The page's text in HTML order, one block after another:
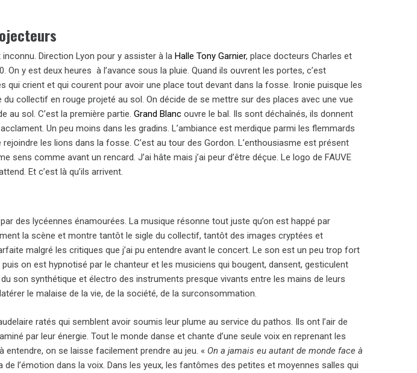
Direction Lyon pour y assister à laHalle Tony Garnier, place docteurs Charles et
On y est deux heures à l’avance sous la pluie. Quand ils ouvrent les portes, c’est
qui crient et qui courent pour avoir une place tout devant dans la fosse. Ironie puisque les
collectif en rouge projeté au sol. On décide de se mettre sur des places avec une vue
au sol. C’est la première partie.Grand Blanc ouvre le bal. Ils sont déchaînés, ils donnent
Un peu moins dans les gradins. L’ambiance est merdique parmi les flemmards
les lions dans la fosse. C’est au tour des Gordon. L’enthousiasme est présent
sens comme avant un rencard. J’ai hâte mais j’ai peur d’être déçue. Le logo de FAUVE
Et c’est là qu’ils arrivent.
des lycéennes énamourées. La musique résonne tout juste qu’on est happé par
la scène et montre tantôt le sigle du collectif, tantôt des images cryptées et
malgré les critiques que j’ai pu entendre avant le concert. Le son est un peu trop fort
puis on est hypnotisé par le chanteur et les musiciens qui bougent, dansent, gesticulent
du son synthétique et électro des instruments presque vivants entre les mains de leurs
le malaise de la vie, de la société, de la surconsommation.
ratés qui semblent avoir soumis leur plume au service du pathos. Ils ont l’air de
par leur énergie. Tout le monde danse et chante d’une seule voix en reprenant les
entendre, on se laisse facilement prendre au jeu. « On a jamais eu autant de monde face à
de l’émotion dans la voix. Dans les yeux, les fantômes des petites et moyennes salles qui